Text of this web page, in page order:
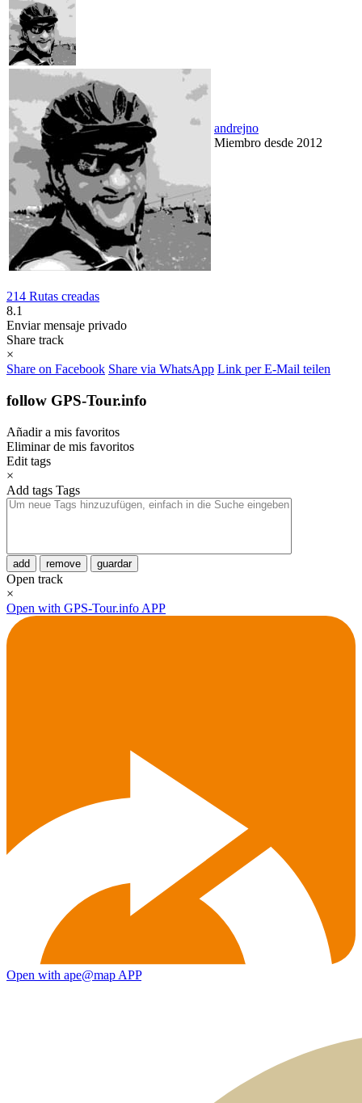
andrejno
Miembro desde 2012
214 Rutas creadas
8.1
Enviar mensaje privado
Share track
×
Share on Facebook Share via WhatsApp Link per E-Mail teilen
follow GPS-Tour.info
Añadir a mis favoritos
Eliminar de mis favoritos
Edit tags
×
Add tags Tags
add remove guardar
Open track
×
Open with GPS-Tour.info APP
Open with ape@map APP